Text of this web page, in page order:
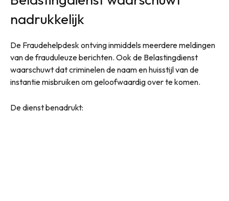
nadrukkelijk
De Fraudehelpdesk ontving inmiddels meerdere meldingen
van de frauduleuze berichten. Ook de Belastingdienst
waarschuwt dat criminelen de naam en huisstijl van de
instantie misbruiken om geloofwaardig over te komen.
De dienst benadrukt: